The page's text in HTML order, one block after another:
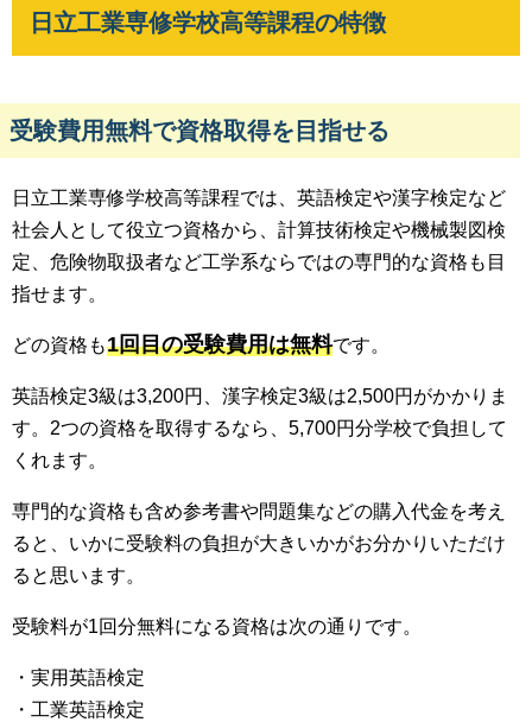
日立工業専修学校高等課程の特徴
受験費用無料で資格取得を目指せる
日立工業専修学校高等課程では、英語検定や漢字検定など
社会人として役立つ資格から、計算技術検定や機械製図検
定、危険物取扱者など工学系ならではの専門的な資格も目
指せます。
どの資格も1回目の受験費用は無料です。
英語検定3級は3,200円、漢字検定3級は2,500円がかかりま
す。2つの資格を取得するなら、5,700円分学校で負担して
くれます。
専門的な資格も含め参考書や問題集などの購入代金を考え
ると、いかに受験料の負担が大きいかがお分かりいただけ
ると思います。
受験料が1回分無料になる資格は次の通りです。
・実用英語検定
・工業英語検定